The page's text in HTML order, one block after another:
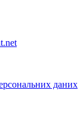
даних